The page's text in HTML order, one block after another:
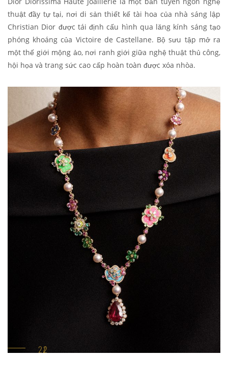
thuật đầy tự tại, nơi di sản thiết kế tài hoa của nhà sáng lập
Christian Dior được tái định cấu hình qua lăng kính sáng tạo
phóng khoáng của Victoire de Castellane. Bộ sưu tập mở ra
một thế giới mộng ảo, nơi ranh giới giữa nghệ thuật thủ công,
hội họa và trang sức cao cấp hoàn toàn được xóa nhòa.